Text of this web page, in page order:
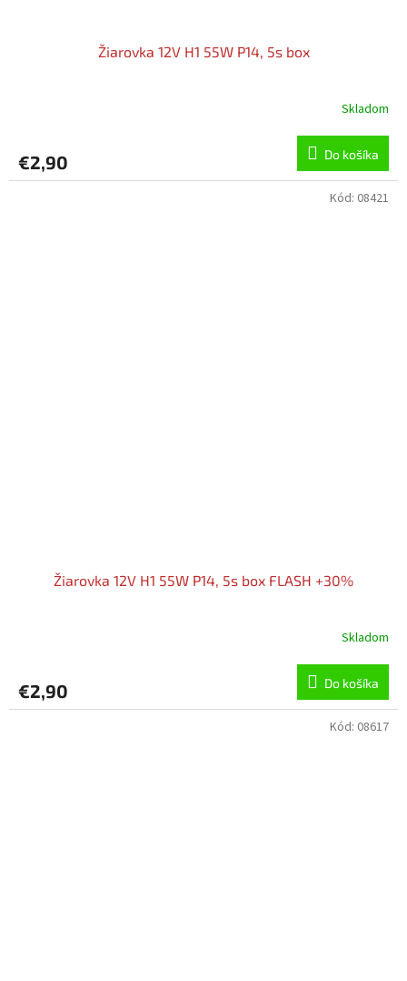
Žiarovka 12V H1 55W P14, 5s box
Skladom
€2,90 Do košíka
Žiarovka 12V H1 55W P14, 5s box FLASH +30%
Skladom
€2,90 Do košíka
Kód: 08421
Kód: 08617